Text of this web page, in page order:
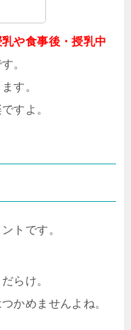
や食事後・授乳中
。
す。
すよ。
トです。
らけ。
かめませんよね。